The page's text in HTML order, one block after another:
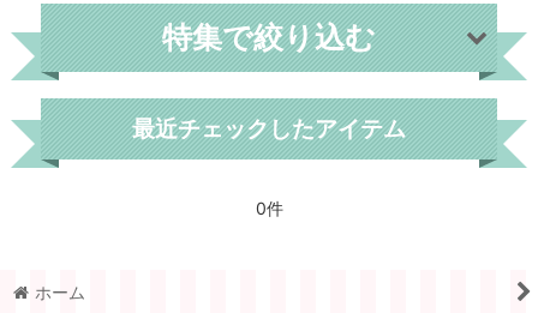
特集で絞り込む
世界各国 最近チェックしたアイテム
0件
ホーム